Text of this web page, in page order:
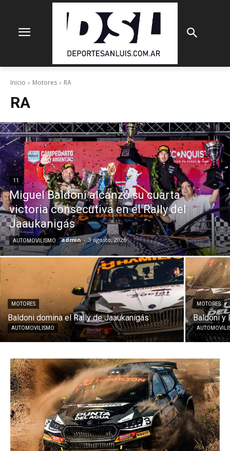
Inicio Motores RA
RA
11
Miguel Baldoni alcanzó su cuarta
victoria consecutiva en el Rally del
Jaaukanigás
AUTOMOVILISMO admin - 3 agosto, 2026
MOTORES
Baldoni domina el Rally de Jaaukanigás
AUTOMOVILISMO
MOTORES
Baldoni y